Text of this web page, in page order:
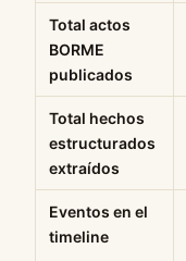
Total actos
BORME
publicados
Total hechos
estructurados
extraídos
Eventos en el
timeline